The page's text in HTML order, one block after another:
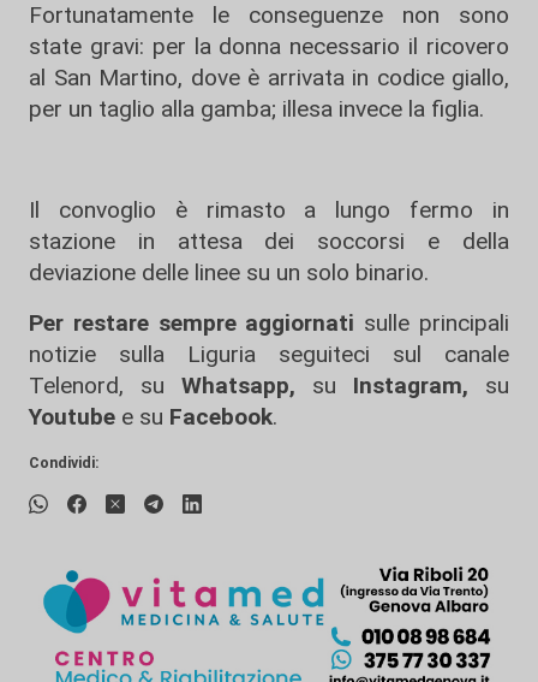
Fortunatamente le conseguenze non sono
state gravi: per la donna necessario il ricovero
al San Martino, dove è arrivata in codice giallo,
per un taglio alla gamba; illesa invece la figlia.
Il convoglio è rimasto a lungo fermo in
stazione in attesa dei soccorsi e della
deviazione delle linee su un solo binario.
Per restare sempre aggiornati sulle principali
notizie sulla Liguria seguiteci sul canale
Telenord, su
Whatsapp, su Instagram, su
Youtube e su Facebook.
Condividi: